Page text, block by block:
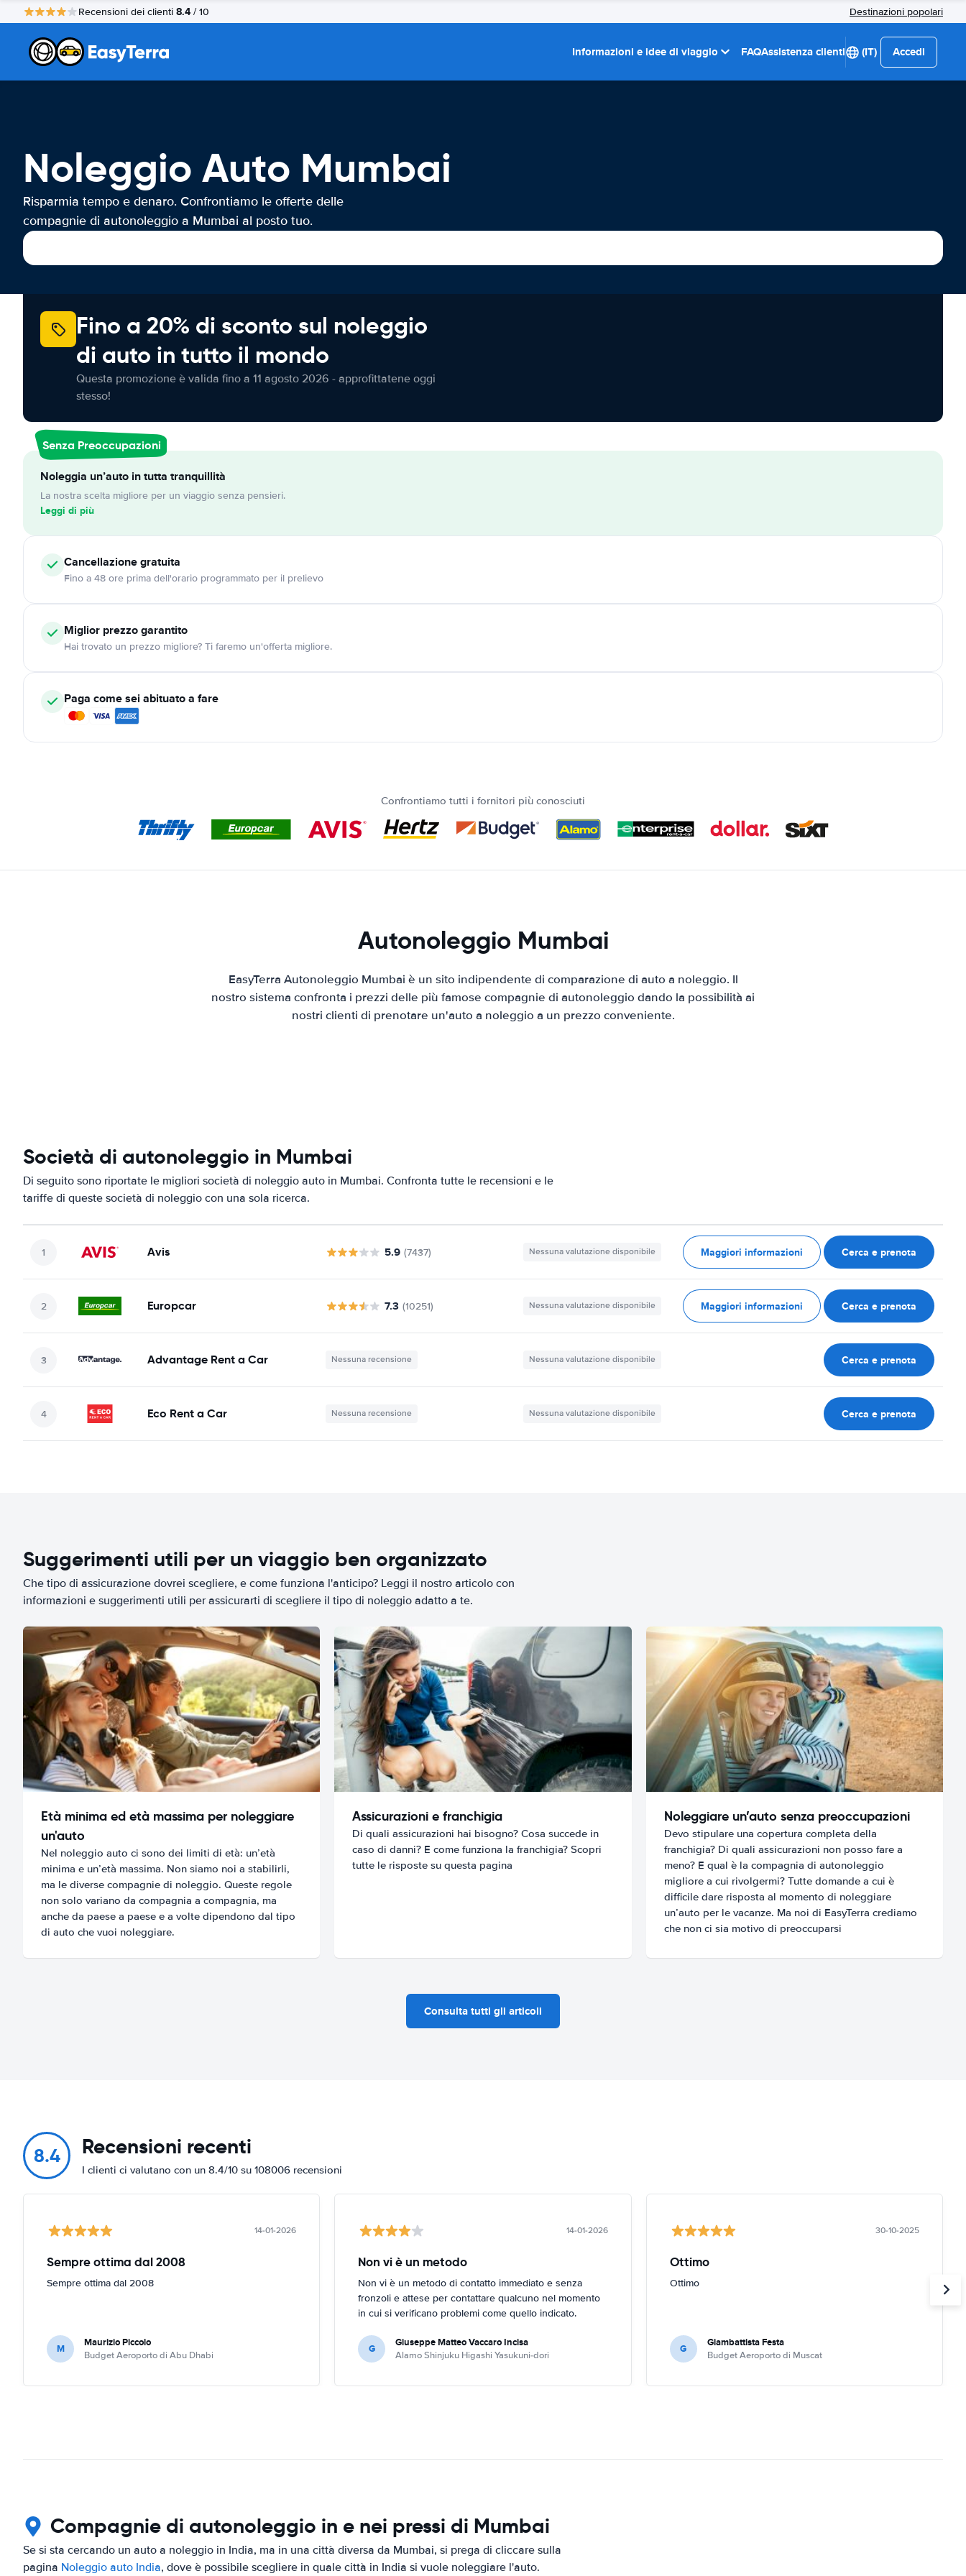
Recensioni dei clienti 8.4 / 10 Destinazioni popolari
Informazioni e idee di viaggio FAQAssistenza clienti (IT) Accedi
Noleggio Auto Mumbai
Risparmia tempo e denaro. Confrontiamo le offerte delle
compagnie di autonoleggio a Mumbai al posto tuo.
Fino a 20% di sconto sul noleggio
di auto in tutto il mondo
Questa promozione è valida fino a 11 agosto 2026 - approfittatene oggi
stesso!
Senza Preoccupazioni
Noleggia un’auto in tutta tranquillità
La nostra scelta migliore per un viaggio senza pensieri.
Leggi di più
Cancellazionegratuita
Fino a 48 ore prima dell'orario programmato per il prelievo
Miglior prezzo garantito
Hai trovato un prezzo migliore? Ti faremo un'offerta migliore.
Paga come sei abituato a fare
Confrontiamo tutti i fornitori più conosciuti
Autonoleggio Mumbai
EasyTerra Autonoleggio Mumbai è un sito indipendente di comparazione di auto a noleggio. Il
nostro sistema confronta i prezzi delle più famose compagnie di autonoleggio dando la possibilità ai
nostri clienti di prenotare un'auto a noleggio a un prezzo conveniente.
Società di autonoleggio in Mumbai
Di seguito sono riportate le migliori società di noleggio auto in Mumbai. Confronta tutte le recensioni e le
tariffe di queste società di noleggio con una sola ricerca.
Avis 5.9 (7437) Nessuna valutazione disponibile Maggiori informazioni Cerca e prenota
Europcar 7.3 (10251) Nessuna valutazione disponibile Maggiori informazioni Cerca e prenota
Advantage Rent a Car Nessuna recensione Nessuna valutazione disponibile Cerca e prenota
Eco Rent a Car Nessuna recensione Nessuna valutazione disponibile Cerca e prenota
Suggerimenti utili per un viaggio ben organizzato
Che tipo di assicurazione dovrei scegliere, e come funziona l'anticipo? Leggi il nostro articolo con
informazioni e suggerimenti utili per assicurarti di scegliere il tipo di noleggio adatto a te.
Età minima ed età massima per noleggiare
un'auto
Nel noleggio auto ci sono dei limiti di età: un’età
minima e un’età massima. Non siamo noi a stabilirli,
ma le diverse compagnie di noleggio. Queste regole
non solo variano da compagnia a compagnia, ma
anche da paese a paese e a volte dipendono dal tipo
di auto che vuoi noleggiare.
Assicurazioni e franchigia
Di quali assicurazioni hai bisogno? Cosa succede in
caso di danni? E come funziona la franchigia? Scopri
tutte le risposte su questa pagina
Noleggiare un’auto senza preoccupazioni
Devo stipulare una copertura completa della
franchigia? Di quali assicurazioni non posso fare a
meno? E qual è la compagnia di autonoleggio
migliore a cui rivolgermi? Tutte domande a cui è
difficile dare risposta al momento di noleggiare
un’auto per le vacanze. Ma noi di EasyTerra crediamo
che non ci sia motivo di preoccuparsi
Consulta tutti gli articoli
8.4 Recensioni recenti
I clienti ci valutano con un 8.4/10 su 108006 recensioni
14-01-2026
Sempre ottima dal 2008
Sempre ottima dal 2008
M Maurizio Piccolo
Budget Aeroporto di Abu Dhabi
14-01-2026
Non vi è un metodo
Non vi è un metodo di contatto immediato e senza
fronzoli e attese per contattare qualcuno nel momento
in cui si verificano problemi come quello indicato.
G Giuseppe Matteo Vaccaro Incisa
Alamo Shinjuku Higashi Yasukuni-dori
30-10-2025
Ottimo
Ottimo
G Giambattista Festa
Budget Aeroporto di Muscat
Compagnie di autonoleggio in e nei pressi di Mumbai
Se si sta cercando un auto a noleggio in India, ma in una città diversa da Mumbai, si prega di cliccare sulla
pagina Noleggio auto India, dove è possibile scegliere in quale città in India si vuole noleggiare l'auto.